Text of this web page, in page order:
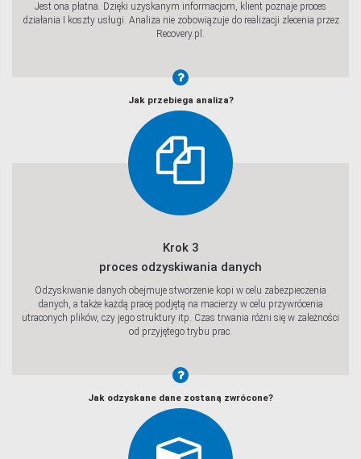
Jest ona płatna. Dzięki uzyskanym informacjom, klient poznaje proces
działania I koszty usługi. Analiza nie zobowiązuje do realizacji zlecenia przez
Recovery.pl.
Jak przebiega analiza?
Krok 3
proces odzyskiwania danych
Odzyskiwanie danych obejmuje stworzenie kopi w celu zabezpieczenia
danych, a także każdą pracę podjętą na macierzy w celu przywrócenia
utraconych plików, czy jego struktury itp. Czas trwania różni się w zależności
od przyjętego trybu prac.
Jak odzyskane dane zostaną zwrócone?